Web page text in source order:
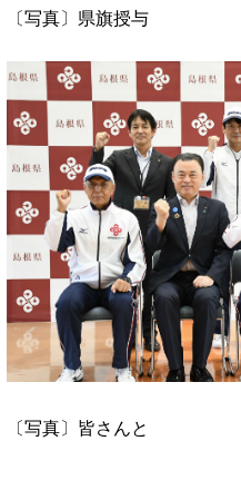
〔写真〕県旗授与
〔写真〕皆さんと